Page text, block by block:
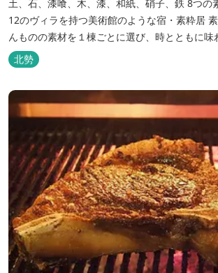
土、石、漆喰、木、漆、和紙、硝子、鉄 8つの
12のヴィラを持つ美術館のような宿・素粋居 素のままで美しいほ
んものの素材を１棟ごとに選び、時とともに味
ィラをつくりました。現代美術・工芸・古美術
つらえた空間は、 とびきり居心地が良い美術館
ィラで素材とアートに触れたい。 そんな滞在
す。 「そ...
北勢